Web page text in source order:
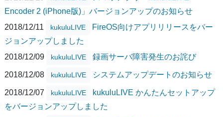
Encoder 2 (iPhone版)」バージョンアップのお知らせ
2018/12/11
kukuluLIVE
FireOS向けアプリリリースをバー
ジョンアップしました
2018/12/09
kukuluLIVE 録画サーバ障害発生のお詫び
2018/12/08 kukuluLIVE システムアップデートのお知らせ
2018/12/07 kukuluLIVE
kukuluLIVE かんたんセットアップ
をバージョンアップしました